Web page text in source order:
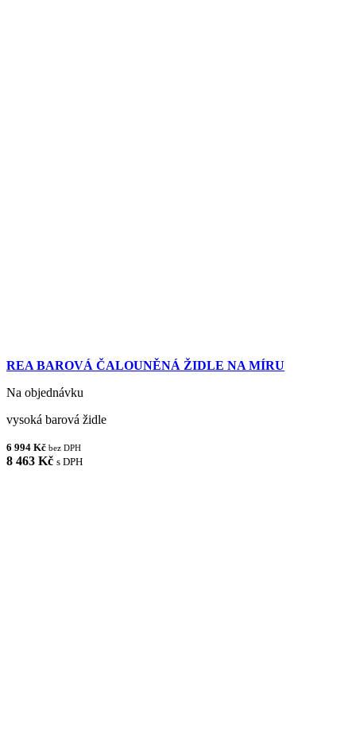
REA BAROVÁ ČALOUNĚNÁ ŽIDLE NA MÍRU
Na objednávku
vysoká barová židle
6 994 Kč bez DPH
8 463 Kč s DPH